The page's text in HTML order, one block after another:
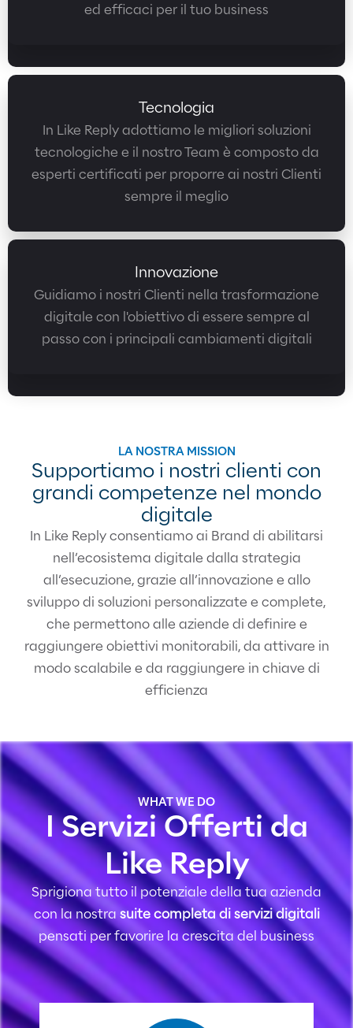
ed efficaci per il tuo business
Tecnologia
In Like Reply adottiamo le migliori soluzioni
tecnologiche e il nostro Team è composto da
esperti certificati per proporre ai nostri Clienti
sempre il meglio
Innovazione
Guidiamo i nostri Clienti nella trasformazione
digitale con l'obiettivo di essere sempre al
passo con i principali cambiamenti digitali
LA NOSTRA MISSION
Supportiamo i nostri clienti con
grandi competenze nel mondo
digitale
In Like Reply consentiamo ai Brand di abilitarsi
nell’ecosistema digitale dalla strategia
all’esecuzione, grazie all’innovazione e allo
sviluppo di soluzioni personalizzate e complete,
che permettono alle aziende di definire e
raggiungere obiettivi monitorabili, da attivare in
modo scalabile e da raggiungere in chiave di
efficienza
WHAT WE DO
I Servizi Offerti da
Like Reply
Sprigiona tutto il potenziale della tua azienda
con la nostra suite completa di servizi digitali
pensati per favorire la crescita del business